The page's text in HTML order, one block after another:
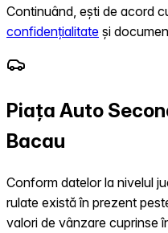
Continuând, ești de acord
confidențialitate și
Piața Auto
Bacau
Conform datelor la nivelul
rulate există în prezent
valori de vânzare cuprinse